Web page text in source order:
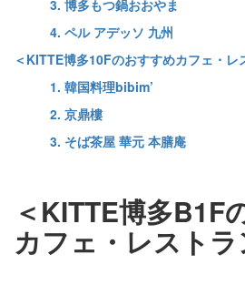
3. 博多もつ鍋おおやま
4. ペル アデッソ 九州
＜KITTE博多10Fのおすすめカフェ・レ
1. 韓国料理bibim’
2. 京鼎樓
3. そば茶屋 華元 本膳庵
＜KITTE博多B1F
カフェ・レスト